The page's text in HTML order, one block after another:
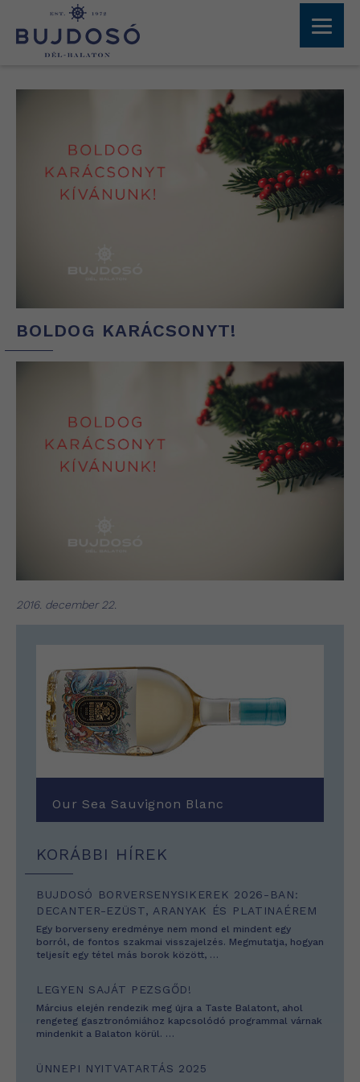
BOLDOG KARÁCSONYT!
2016. december 22.
Our Sea Sauvignon Blanc
KORÁBBI HÍREK
BUJDOSÓ BORVERSENYSIKEREK 2026-BAN:
DECANTER-EZÜST, ARANYAK ÉS PLATINAÉREM
Egy borverseny eredménye nem mond el mindent egy
borról, de fontos szakmai visszajelzés. Megmutatja, hogyan
teljesít egy tétel más borok között, …
LEGYEN SAJÁT PEZSGŐD!
Március elején rendezik meg újra a Taste Balatont, ahol
rengeteg gasztronómiához kapcsolódó programmal várnak
mindenkit a Balaton körül. …
ÜNNEPI NYITVATARTÁS 2025